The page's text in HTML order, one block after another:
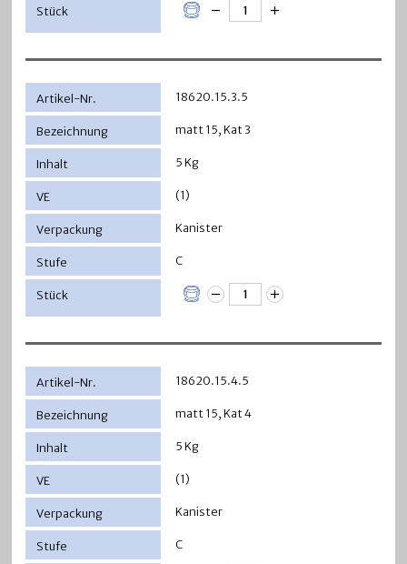
18620.15.3.5
matt 15, Kat 3
5 Kg
(1)
Kanister
C
18620.15.4.5
matt 15, Kat 4
5 Kg
(1)
Kanister
C